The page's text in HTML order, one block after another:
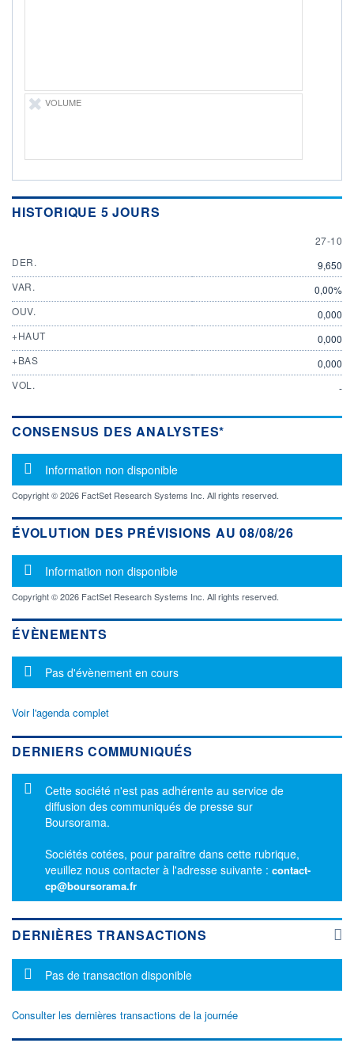
VOLUME
HISTORIQUE 5 JOURS
27
27-10
DER.
9,650
VAR.
0,00%
OUV.
0,000
+HAUT
0,000
+BAS
0,000
VOL.
-
CONSENSUS DES ANALYSTES*
Message d'information
Information non disponible
Copyright © 2026 FactSet Research Systems Inc. All rights reserved.
ÉVOLUTION DES PRÉVISIONS AU 08/08/26
Message d'information
Information non disponible
Copyright © 2026 FactSet Research Systems Inc. All rights reserved.
ÉVÈNEMENTS
Message d'information
Pas d'évènement en cours
Voir l'agenda complet
DERNIERS COMMUNIQUÉS
Message d'information
Cette société n'est pas adhérente au service de
diffusion des communiqués de presse sur
Boursorama.
Sociétés cotées, pour paraître dans cette rubrique,
veuillez nous contacter à l'adresse suivante : contact-
cp@boursorama.fr
DERNIÈRES TRANSACTIONS
Message d'information
Pas de transaction disponible
Consulter les dernières transactions de la journée